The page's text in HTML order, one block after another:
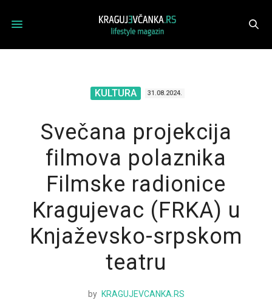
KULTURA 31.08.2024.
Svečana projekcija
filmova polaznika
Filmske radionice
Kragujevac (FRKA) u
Knjaževsko-srpskom
teatru
by KRAGUJEVCANKA.RS